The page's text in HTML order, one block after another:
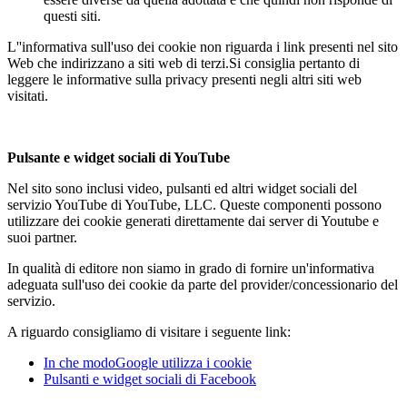
questi siti.
​L''informativa sull'uso dei cookie non riguarda i link presenti nel sito
Web che indirizzano a siti web di terzi.Si consiglia pertanto di
leggere le informative sulla privacy presenti negli altri siti web
visitati.
Pulsante e widget sociali di YouTube
Nel sito sono inclusi video, pulsanti ed altri widget sociali del
servizio YouTube di YouTube, LLC. Queste componenti possono
utilizzare dei cookie generati direttamente dai server di Youtube e
suoi partner.
In qualità di editore non siamo in grado di fornire un'informativa
adeguata sull'uso dei cookie da parte del provider/concessionario del
servizio.
A riguardo consigliamo di visitare i seguente link:
In che modoGoogle utilizza i cookie
Pulsanti e widget sociali di Facebook